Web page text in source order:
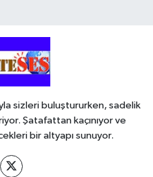
sizleri buluştururken, sadelik
Şatafattan kaçınıyor ve
bir altyapı sunuyor.